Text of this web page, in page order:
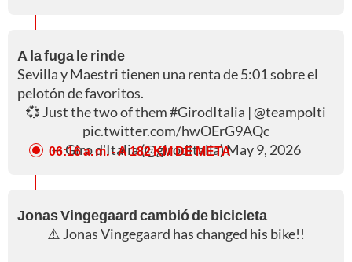
A la fuga le rinde
Sevilla y Maestri tienen una renta de 5:01 sobre el
pelotón de favoritos.
💞 Just the two of them#GirodItalia |@teampolti
pic.twitter.com/hwOErG9AQc
— Giro d'Italia (@giroditalia)May 9, 2026
06:16 a. m.- A 182 KM DE META
Jonas Vingegaard cambió de bicicleta
⚠️ Jonas Vingegaard has changed his bike!!